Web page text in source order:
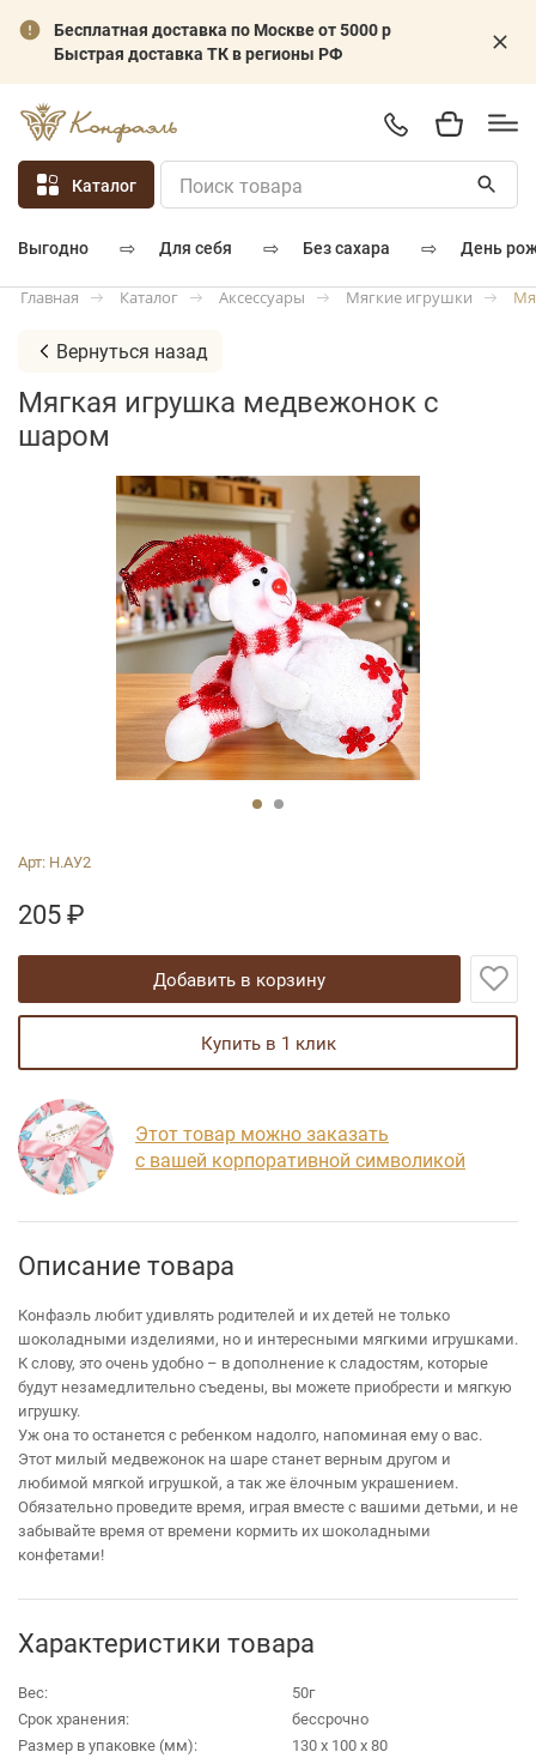
Бесплатная доставка по Москве от 5000 р
Быстрая доставка ТК в регионы РФ
Каталог
выгодно ⇨ для себя ⇨ без сахара ⇨ день
Главная Каталог Аксессуары Мягкие игрушки
Вернуться назад
Мягкая игрушка медвежонок с
шаром
Арт: Н.АУ2
205₽
добавить в корзину
купить в 1 клик
Этот товар можно заказать
с вашей корпоративной символикой
Описание товара
Конфаэль любит удивлять родителей и их детей не только
шоколадными изделиями, но и интересными мягкими игрушками.
К слову, это очень удобно – в дополнение к сладостям, которые
будут незамедлительно съедены, вы можете приобрести и мягкую
игрушку.
Уж она то останется с ребенком надолго, напоминая ему о вас.
Этот милый медвежонок на шаре станет верным другом и
любимой мягкой игрушкой, а так же ёлочным украшением.
Обязательно проведите время, играя вместе с вашими детьми, и не
забывайте время от времени кормить их шоколадными
конфетами!
Характеристики товара
Вес:
50г
Срок хранения:
бессрочно
Размер в упаковке (мм):
130 х 100 х 80